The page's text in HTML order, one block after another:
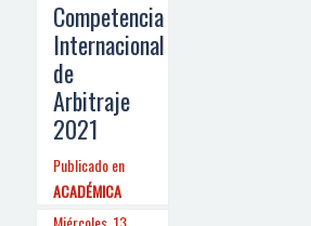
Competencia
Internacional
de
Arbitraje
2021
Publicado en
ACADÉMICA